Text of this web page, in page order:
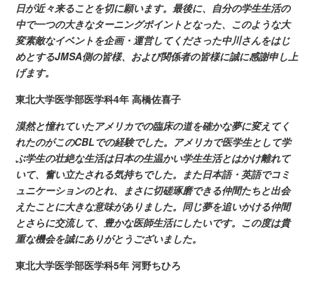
日が近々来ることを切に願います。最後に、自分の学生生活の
中で一つの大きなターニングポイントとなった、このような大
変素敵なイベントを企画・運営してくださった中川さんをはじ
めとするJMSA側の皆様、および関係者の皆様に誠に感謝申し上
げます。
東北大学医学部医学科4年 高橋佐喜子
漠然と憧れていたアメリカでの臨床の道を確かな夢に変えてく
れたのがこのCBLでの経験でした。アメリカで医学生として学
ぶ学生の壮絶な生活は日本の生温かい学生生活とはかけ離れて
いて、奮い立たされる気持ちでした。また日本語・英語でコミ
ュニケーションのとれ、まさに切磋琢磨できる仲間たちと出会
えたことに大きな意味がありました。同じ夢を追いかける仲間
とさらに交流して、豊かな医師生活にしたいです。この度は貴
重な機会を誠にありがとうございました。
東北大学医学部医学科5年河野ちひろ